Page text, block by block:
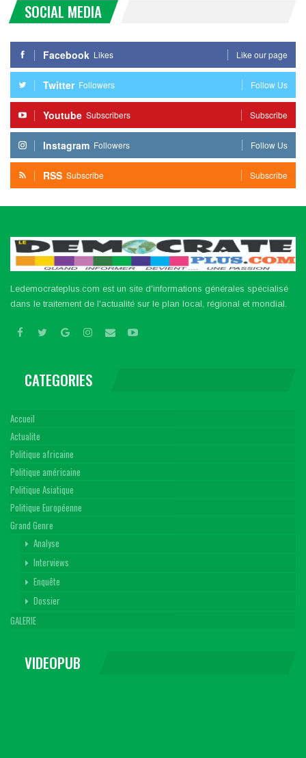
SOCIAL MEDIA
Facebook Likes Like our page
Twitter Followers Follow Us
Youtube Subscribers Subscribe
Instagram Followers Follow Us
RSS Subscribe Subscribe
Ledemocrateplus.com est un site d'informations générales spécialisé
dans le traitement de l'actualité sur le plan local, régional et mondial.
CATEGORIES
Accueil
Actualite
Politique africaine
Politique américaine
Politique Asiatique
Politique Européenne
Grand Genre
Analyse
Interviews
Enquête
Dossier
GALERIE
VIDEOPUB